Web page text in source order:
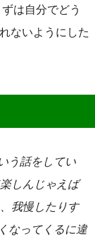
は自分でどう
ないようにした
う話をしてい
しんじゃえば
我慢したりす
なってくるに違